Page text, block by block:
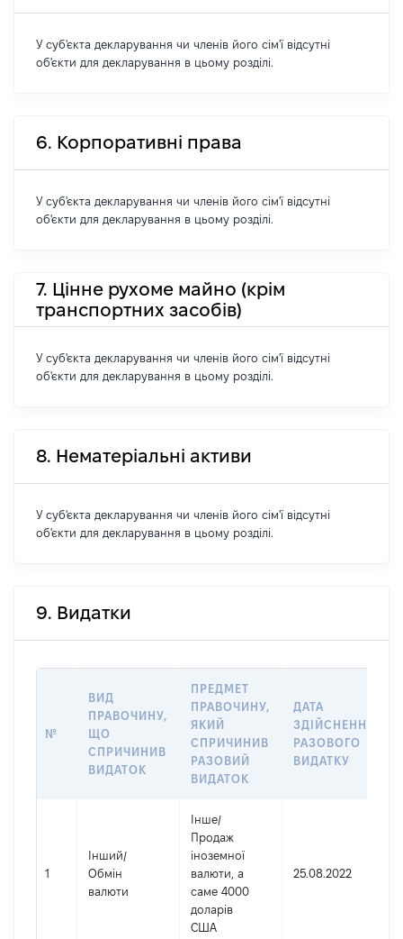
У суб'єкта декларування чи членів його сім'ї відсутні
об'єкти для декларування в цьому розділі.
6. Корпоративні права
У суб'єкта декларування чи членів його сім'ї відсутні
об'єкти для декларування в цьому розділі.
7. Цінне рухоме майно (крім
транспортних засобів)
У суб'єкта декларування чи членів його сім'ї відсутні
об'єкти для декларування в цьому розділі.
8. Нематеріальні активи
У суб'єкта декларування чи членів його сім'ї відсутні
об'єкти для декларування в цьому розділі.
9. Видатки
№
ВИД
ПРАВОЧИНУ,
ЩО
СПРИЧИНИВ
ВИДАТОК
ПРЕДМЕТ
ПРАВОЧИНУ,
ЯКИЙ
СПРИЧИНИВ
РАЗОВИЙ
ВИДАТОК
ДАТА
ЗДІЙСНЕННЯ
РАЗОВОГО
ВИДАТКУ
1
Інший/
Обмін
валюти
Інше/
Продаж
іноземної
валюти, а
саме 4000
доларів
США
25.08.2022